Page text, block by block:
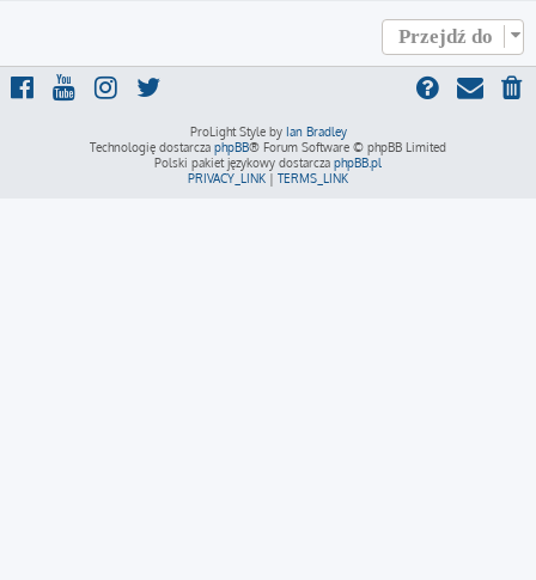
Przejdź do
ProLight Style by Ian Bradley
Technologię dostarcza phpBB® Forum Software © phpBB Limited
Polski pakiet językowy dostarcza phpBB.pl
PRIVACY_LINK | TERMS_LINK